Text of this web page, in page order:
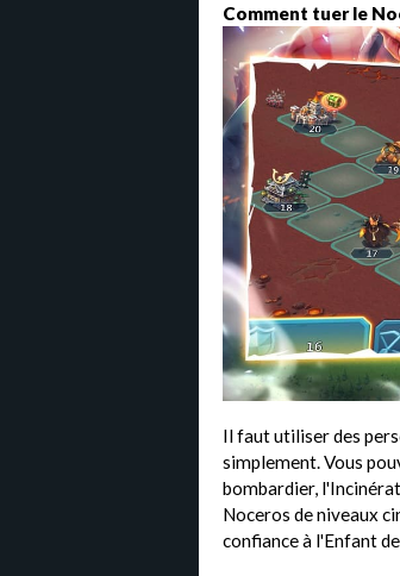
Comment tuer le
Il faut utiliser des
simplement. Vous
bombardier,
Noceros de niveaux
confiance à l'Enfant